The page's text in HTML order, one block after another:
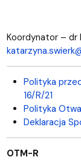
Koordynator – dr
Polityka
16/R/21
Polityka
Deklaracja
OTM-R